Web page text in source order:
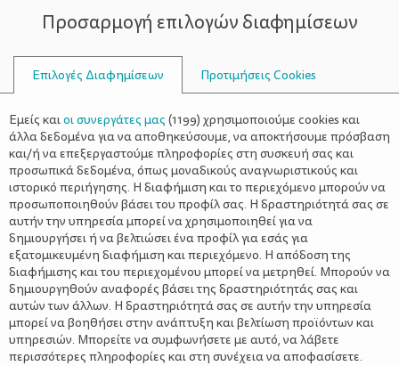
ΣΥΜΒΟΥΛΟΙ
ΓΥΜΝΑΣΤΙΚΉ
Προσαρμογή επιλογών διαφημίσεων
Επιλογές Διαφημίσεων Προτιμήσεις Cookies
Εμείς καιοι συνεργάτες μας (1199) χρησιμοποιούμε cookies και
άλλα δεδομένα για να αποθηκεύσουμε, να αποκτήσουμε πρόσβαση
και/ή να επεξεργαστούμε πληροφορίες στη συσκευή σας και
προσωπικά δεδομένα, όπως μοναδικούς αναγνωριστικούς και
ιστορικό περιήγησης. Η διαφήμιση και το περιεχόμενο μπορούν να
προσωποποιηθούν βάσει του προφίλ σας. Η δραστηριότητά σας σε
αυτήν την υπηρεσία μπορεί να χρησιμοποιηθεί για να
δημιουργήσει ή να βελτιώσει ένα προφίλ για εσάς για
εξατομικευμένη διαφήμιση και περιεχόμενο. Η απόδοση της
διαφήμισης και του περιεχομένου μπορεί να μετρηθεί. Μπορούν να
δημιουργηθούν αναφορές βάσει της δραστηριότητάς σας και
αυτών των άλλων. Η δραστηριότητά σας σε αυτήν την υπηρεσία
μπορεί να βοηθήσει στην ανάπτυξη και βελτίωση προϊόντων και
υπηρεσιών. Μπορείτε να συμφωνήσετε με αυτό, να λάβετε
περισσότερες πληροφορίες και στη συνέχεια να αποφασίσετε.